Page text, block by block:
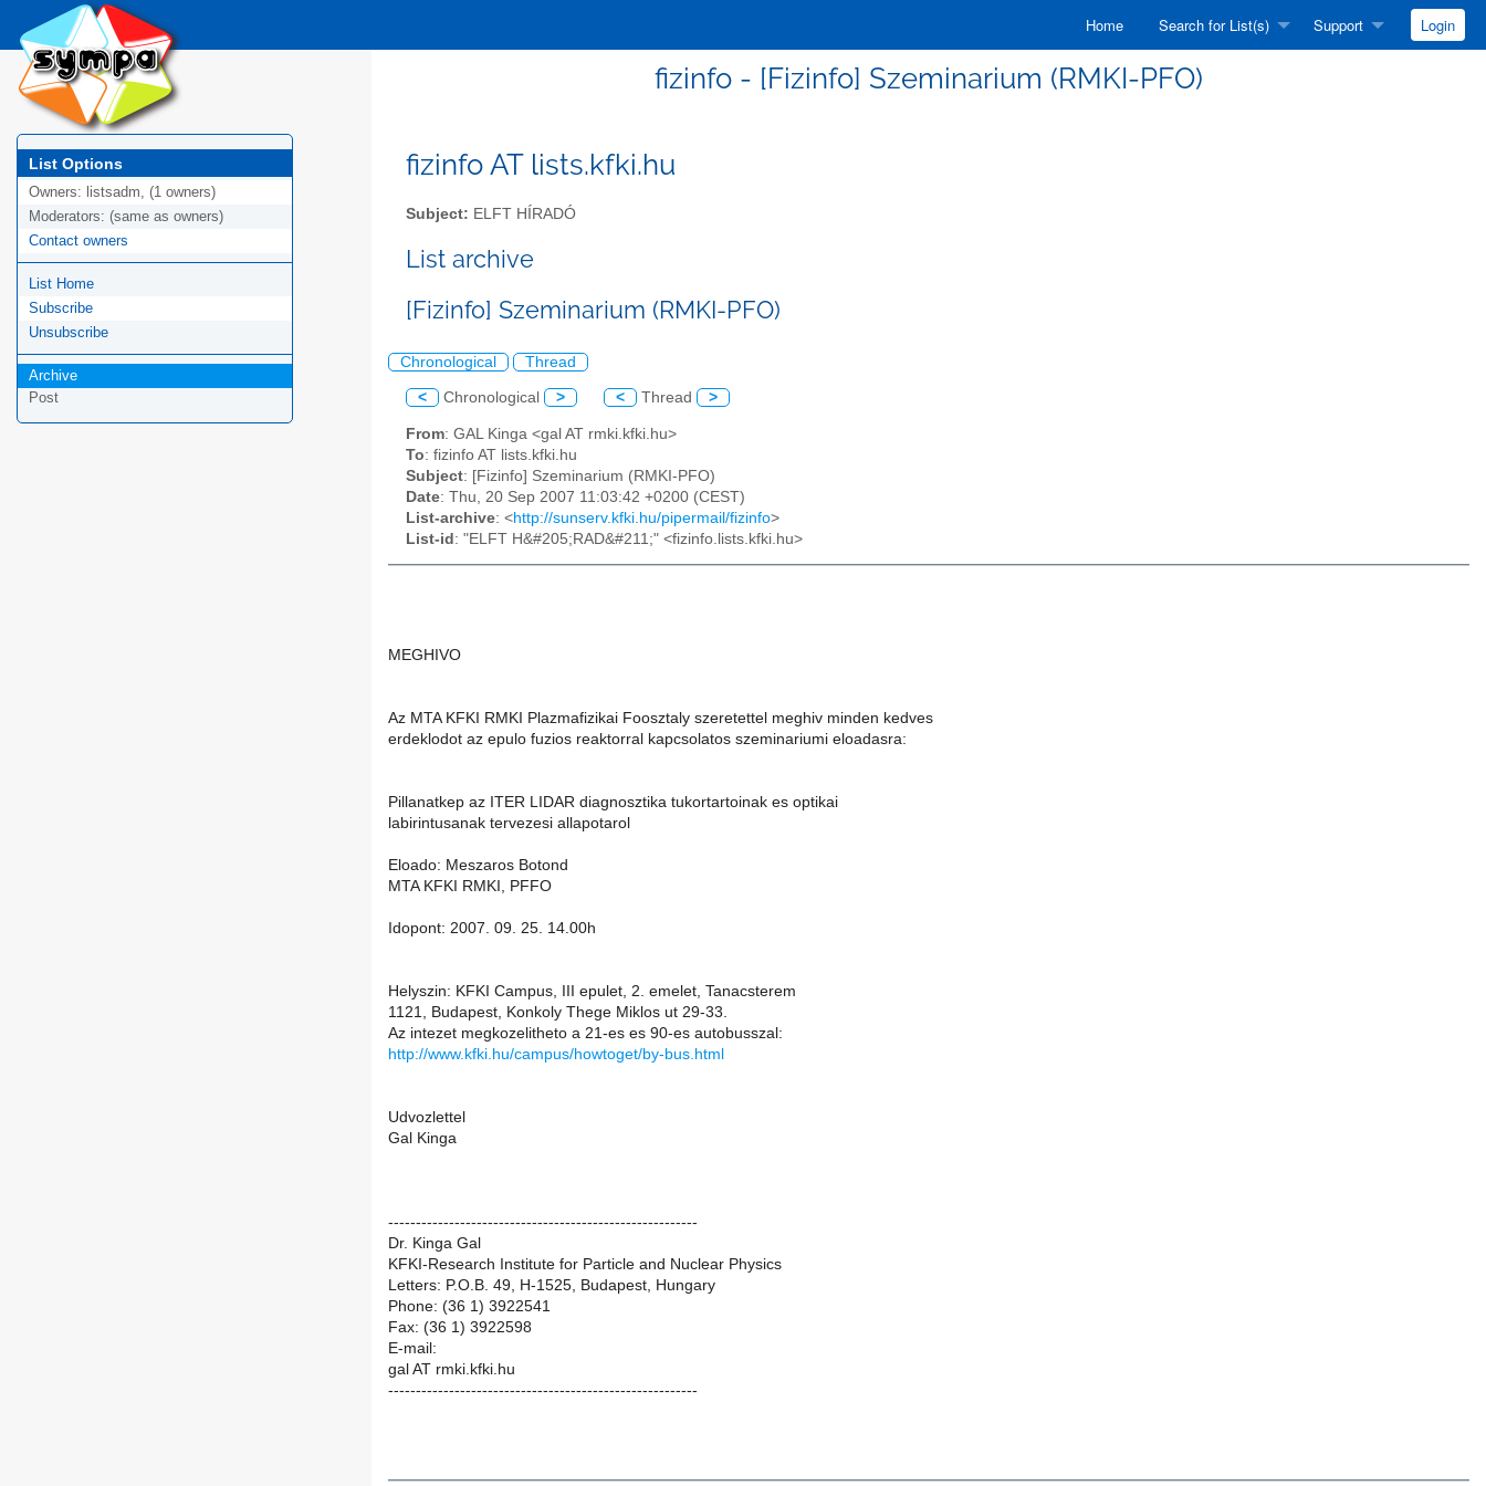
Home Search for List(s) Support Login
fizinfo - [Fizinfo] Szeminarium (RMKI-PFO)
List Options
Owners: listsadm, (1 owners)
Moderators: (same as owners)
Contact owners
List Home
Subscribe
Unsubscribe
Archive
Post
fizinfo AT lists.kfki.hu
Subject: ELFT HÍRADÓ
List archive
[Fizinfo] Szeminarium (RMKI-PFO)
Chronological Thread
< Chronological > < Thread >
From: GAL Kinga <gal AT rmki.kfki.hu>
To: fizinfo AT lists.kfki.hu
Subject: [Fizinfo] Szeminarium (RMKI-PFO)
Date: Thu, 20 Sep 2007 11:03:42 +0200 (CEST)
List-archive: <http://sunserv.kfki.hu/pipermail/fizinfo>
List-id : "ELFT H&#205;RAD&#211;" <fizinfo.lists.kfki.hu>
MEGHIVO
Az MTA KFKI RMKI Plazmafizikai Foosztaly szeretettel meghiv minden kedves
erdeklodot az epulo fuzios reaktorral kapcsolatos szeminariumi eloadasra:
Pillanatkep az ITER LIDAR diagnosztika tukortartoinak es optikai
labirintusanak tervezesi allapotarol
Eloado: Meszaros Botond
MTA KFKI RMKI, PFFO
Idopont: 2007. 09. 25. 14.00h
Helyszin: KFKI Campus, III epulet, 2. emelet, Tanacsterem
1121, Budapest, Konkoly Thege Miklos ut 29-33.
Az intezet megkozelitheto a 21-es es 90-es autobusszal:
http://www.kfki.hu/campus/howtoget/by-bus.html
Udvozlettel
Gal Kinga
--------------------------------------------------------
Dr. Kinga Gal
KFKI-Research Institute for Particle and Nuclear Physics
Letters: P.O.B. 49, H-1525, Budapest, Hungary
Phone: (36 1) 3922541
Fax: (36 1) 3922598
E-mail:
gal AT rmki.kfki.hu
--------------------------------------------------------